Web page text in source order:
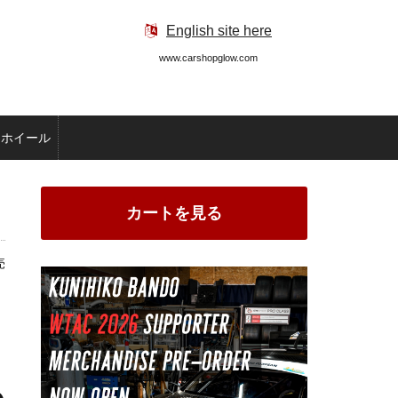
English site here
www.carshopglow.com
ホイール
カートを見る